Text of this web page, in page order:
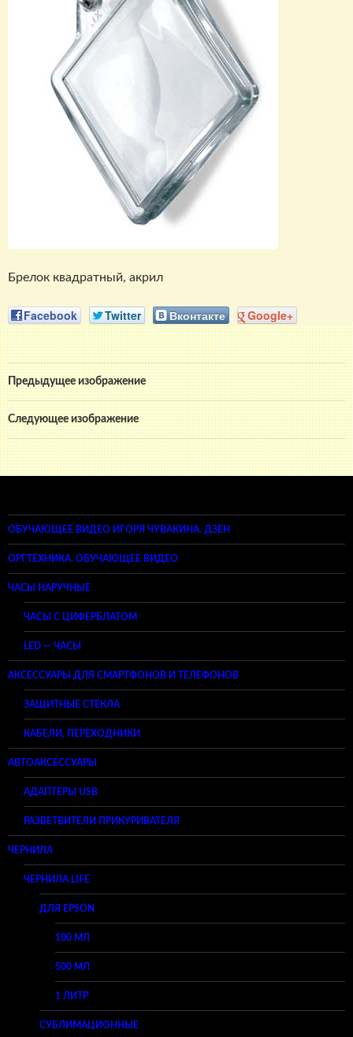
Брелок квадратный, акрил
Facebook Twitter Вконтакте Google+
Предыдущее изображение
Следующее изображение
ОБУЧАЮЩЕЕ ВИДЕО ИГОРЯ ЧУВАКИНА. ДЗЕН
ОРГТЕХНИКА. ОБУЧАЮЩЕЕ ВИДЕО
ЧАСЫ НАРУЧНЫЕ
ЧАСЫ С ЦИФЕРБЛАТОМ
LED — ЧАСЫ
АКСЕССУАРЫ ДЛЯ СМАРТФОНОВ И ТЕЛЕФОНОВ
ЗАЩИТНЫЕ СТЕКЛА
КАБЕЛИ, ПЕРЕХОДНИКИ
АВТОАКСЕССУАРЫ
АДАПТЕРЫ USB
РАЗВЕТВИТЕЛИ ПРИКУРИВАТЕЛЯ
ЧЕРНИЛА
ЧЕРНИЛА LIFE
ДЛЯ EPSON
100 МЛ
500 МЛ
1 ЛИТР
СУБЛИМАЦИОННЫЕ